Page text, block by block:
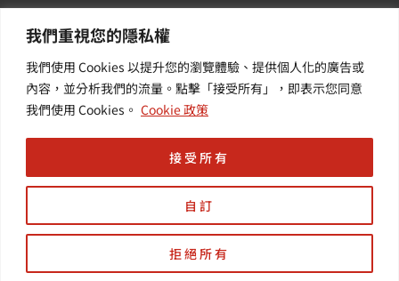
我們重視您的隱私權
我們使用 Cookies 以提升您的瀏覽體驗、提供個人化的廣告或
內容，並分析我們的流量。點擊「接受所有」，即表示您同意
我們使用 Cookies。 Cookie 政策
自訂
拒絕所有
接受所有
プラット
フォーム
活用
サービス
| 最新の
イベント
する